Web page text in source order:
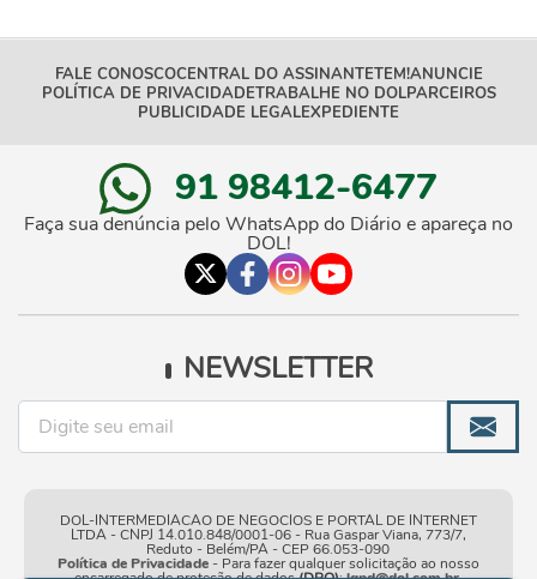
FALE CONOSCOCENTRAL DO ASSINANTETEM!ANUNCIE
POLÍTICA DE PRIVACIDADETRABALHE NO DOLPARCEIROS
PUBLICIDADE LEGALEXPEDIENTE
91 98412-6477
Faça sua denúncia pelo WhatsApp do Diário e apareça no
DOL!
NEWSLETTER
DOL-INTERMEDIACAO DE NEGOCIOS E PORTAL DE INTERNET
LTDA - CNPJ 14.010.848/0001-06 - Rua Gaspar Viana, 773/7,
Reduto - Belém/PA - CEP 66.053-090
Política de Privacidade- Para fazer qualquer solicitação ao nosso